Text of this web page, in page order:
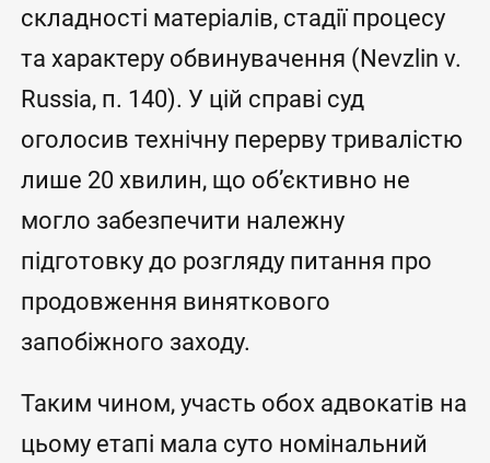
складності матеріалів, стадії процесу
та характеру обвинувачення (Nevzlin v.
Russia, п. 140). У цій справі суд
оголосив технічну перерву тривалістю
лише 20 хвилин, що об’єктивно не
могло забезпечити належну
підготовку до розгляду питання про
продовження виняткового
запобіжного заходу.
Таким чином, участь обох адвокатів на
цьому етапі мала суто номінальний